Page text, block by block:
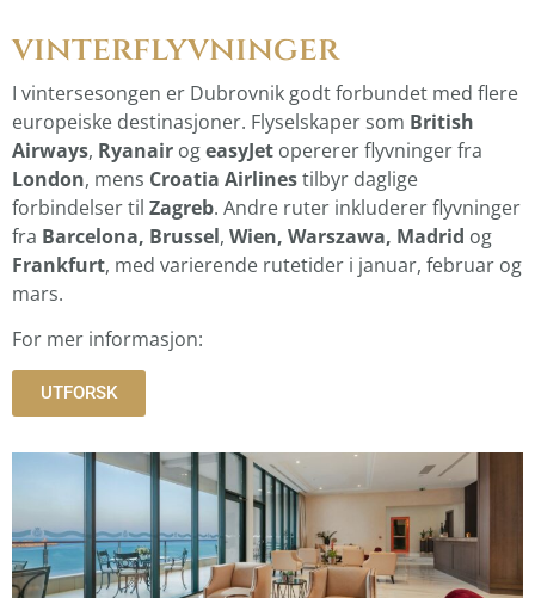
vinterflyvninger
I vintersesongen er Dubrovnik godt forbundet med flere
europeiske destinasjoner. Flyselskaper som British
Airways, Ryanair ogeasyJet opererer flyvninger fra
London, mens Croatia Airlinestilbyr daglige
forbindelser til Zagreb. Andre ruter inkluderer flyvninger
fra Barcelona, Brussel, Wien, Warszawa, Madrid og
Frankfurt, med varierende rutetider i januar, februar og
mars.
For mer informasjon:
UTFORSK